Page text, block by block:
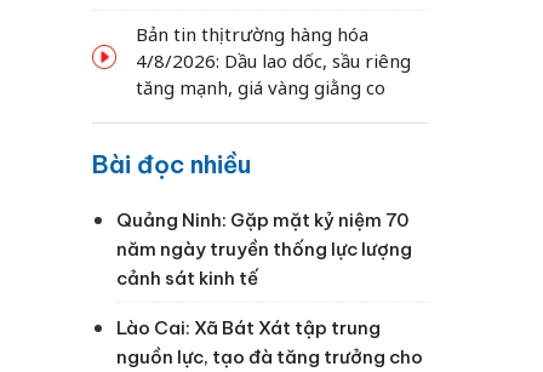
Bản tin thị trường hàng hóa
4/8/2026: Dầu lao dốc, sầu riêng
tăng mạnh, giá vàng giằng co
Bài đọc nhiều
Quảng Ninh: Gặp mặt kỷ niệm 70
năm ngày truyền thống lực lượng
cảnh sát kinh tế
Lào Cai: Xã Bát Xát tập trung
nguồn lực, tạo đà tăng trưởng cho